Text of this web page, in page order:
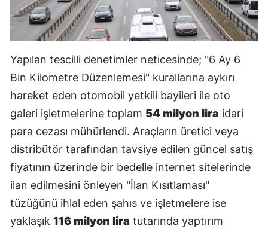
Yapılan tescilli denetimler neticesinde; "6 Ay 6
Bin Kilometre Düzenlemesi" kurallarına aykırı
hareket eden otomobil yetkili bayileri ile oto
galeri işletmelerine toplam 54 milyon lira idari
para cezası mühürlendi. Araçların üretici veya
distribütör tarafından tavsiye edilen güncel satış
fiyatının üzerinde bir bedelle internet sitelerinde
ilan edilmesini önleyen "İlan Kısıtlaması"
tüzüğünü ihlal eden şahıs ve işletmelere ise
yaklaşık 116 milyon lira tutarında yaptırım